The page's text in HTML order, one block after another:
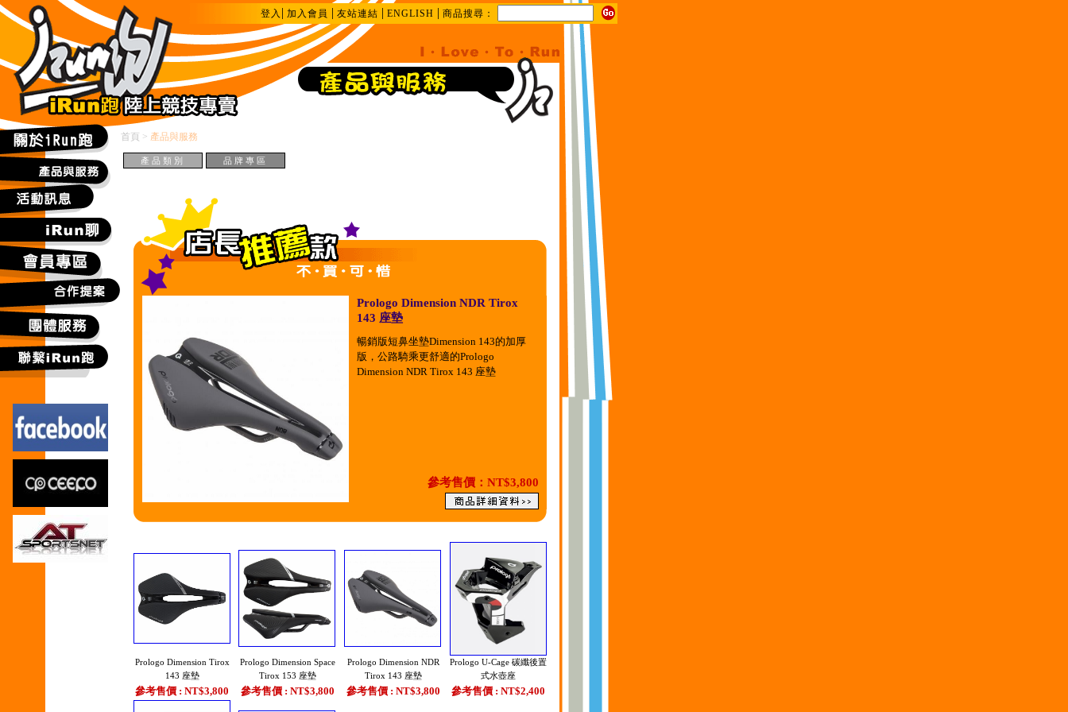
登入 | 加入會員 | 友站連結 | ENGLISH | 商品搜尋：
首頁 > 產品與服務
產品類別 品牌專區
Prologo Dimension NDR Tirox
143 座墊
暢銷版短鼻坐墊Dimension 143的加厚
版，公路騎乘更舒適的Prologo
Dimension NDR Tirox 143 座墊
參考售價：NT$3,800
Prologo Dimension Tirox
143 座墊
Prologo Dimension Space
Tirox 153 座墊
Prologo Dimension NDR
Tirox 143 座墊
Prologo U-Cage 碳纖後置
式水壺座
參考售價 : NT$3,800 參考售價 : NT$3,800 參考售價 : NT$3,800 參考售價 : NT$2,400